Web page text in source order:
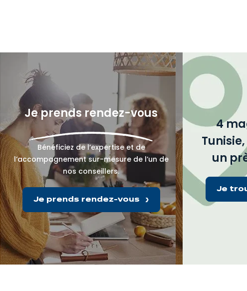
Je prends rendez-vous
Bénéficiez de l’expertise et de
l’accompagnement sur-mesure de l’un de
nos conseillers.
Je prends rendez-vous
4
un
Je